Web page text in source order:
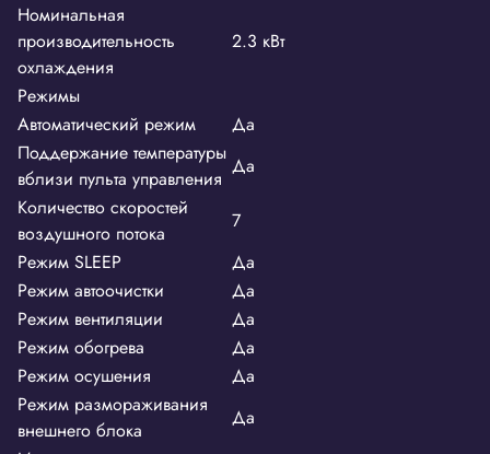
Номинальная
производительность
охлаждения
2.3 кВт
Режимы
Автоматический режим
Да
Поддержание температуры
вблизи пульта управления
Да
Количество скоростей
воздушного потока
7
Режим SLEEP
Да
Режим автоочистки
Да
Режим вентиляции
Да
Режим обогрева
Да
Режим осушения
Да
Режим размораживания
внешнего блока
Да